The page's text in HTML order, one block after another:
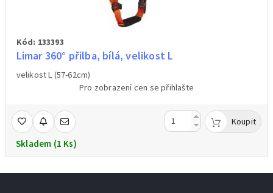
Kód: 133393
Limar 360° přilba, bílá, velikost L
velikost L (57-62cm)
Pro zobrazení cen se přihlašte
Skladem (1 Ks)
Koupit